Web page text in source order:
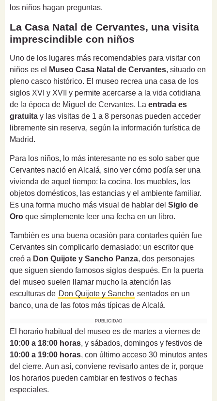
los niños hagan preguntas.
La Casa Natal de Cervantes, una visita
imprescindible con niños
Uno de los lugares más recomendables para visitar con
niños es el
Museo Casa Natal de Cervantes, situado en
pleno casco histórico. El museo recrea una casa de los
siglos XVI y XVII y permite acercarse a la vida cotidiana
de la época de Miguel de Cervantes. La entrada es
gratuita y las visitas de 1 a 8 personas pueden acceder
libremente sin reserva, según la información turística de
Madrid.
Para los niños, lo más interesante no es solo saber que
Cervantes nació en Alcalá, sino ver cómo podía ser una
vivienda de aquel tiempo: la cocina, los muebles, los
objetos domésticos, las estancias y el ambiente familiar.
Es una forma mucho más visual de hablar del Siglo de
Oro que simplemente leer una fecha en un libro.
También es una buena ocasión para contarles quién fue
Cervantes sin complicarlo demasiado: un escritor que
creó a Don Quijote y Sancho Panza, dos personajes
que siguen siendo famosos siglos después. En la puerta
del museo suelen llamar mucho la atención las
esculturas de Don Quijote y Sancho sentados en un
banco, una de las fotos más típicas de Alcalá.
PUBLICIDAD
El horario habitual del museo es de martes a viernes de
10:00 a 18:00 horas, y sábados, domingos y festivos de
10:00 a 19:00 horas, con último acceso 30 minutos antes
del cierre. Aun así, conviene revisarlo antes de ir, porque
los horarios pueden cambiar en festivos o fechas
especiales.